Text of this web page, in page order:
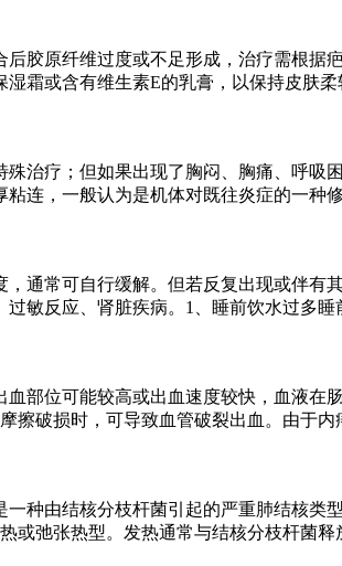
胶原纤维过度或不足形成，治疗需根据
霜或含有维生素E的乳膏，以保持皮肤
治疗；但如果出现了胸闷、胸痛、呼吸
连，一般认为是机体对既往炎症的一种
通常可自行缓解。但若反复出现或伴有
敏反应、肾脏疾病。1、睡前饮水过多
部位可能较高或出血速度较快，血液在
擦破损时，可导致血管破裂出血。由于
种由结核分枝杆菌引起的严重肺结核类
弛张热型。发热通常与结核分枝杆菌